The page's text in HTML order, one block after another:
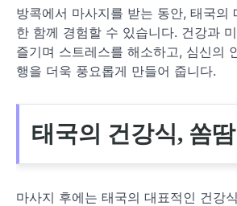
방콕에서 마사지를 받는 동안, 태국의
한 함께 경험할 수 있습니다. 건강과
즐기며 스트레스를 해소하고, 심신의
행을 더욱 풍요롭게 만들어 줍니다.
태국의 건강식, 쏨땀
마사지 후에는 태국의 대표적인 건강